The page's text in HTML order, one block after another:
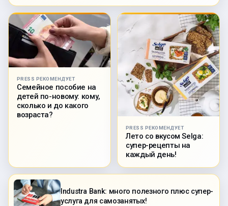
PRESS РЕКОМЕНДУЕТ
Семейное пособие на
детей по-новому: кому,
сколько и до какого
возраста?
PRESS РЕКОМЕНДУЕТ
Лето со вкусом Selga:
супер-рецепты на
каждый день!
Industra Bank: много полезного плюс супер-
услуга для самозанятых!